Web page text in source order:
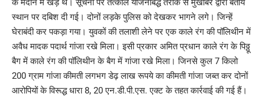
के मैदान में खड़े थे। सूचना पर तत्काल योजनाबद्ध तरीके से मुखबिर द्वारा बताये
स्थान पर दबिश दी गई। दोनों लड़के पुलिस को देखकर भागने लगे। जिन्हें
घेराबंदी कर पकड़ा गया। युवकों की तलाशी लेने पर एक काले रंग की पॉलिथीन में
अवैध मादक पदार्थ गांजा रखे मिला। इसी प्रकार अमित प्रधान काले रंग के पिठ्ठू
बैग में काले रंग की पॉलिथीन के बैग में गांजा रखे मिला। जिनसे कुल 7 किलो
200 ग्राम गांजा कीमती लगभग डेढ़ लाख रूपये का कीमती गांजा जब्त कर दोनों
आरोपियों के विरूद्ध धारा 8, 20 एन.डी.पी.एस. एक्ट के तहत कार्रवाई की गई हैं।